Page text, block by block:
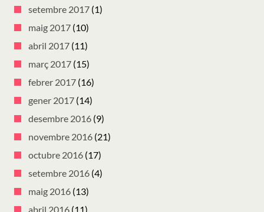
setembre 2017 (1)
maig 2017 (10)
abril 2017 (11)
març 2017 (15)
febrer 2017 (16)
gener 2017 (14)
desembre 2016 (9)
novembre 2016 (21)
octubre 2016 (17)
setembre 2016 (4)
maig 2016 (13)
abril 2016 (11)